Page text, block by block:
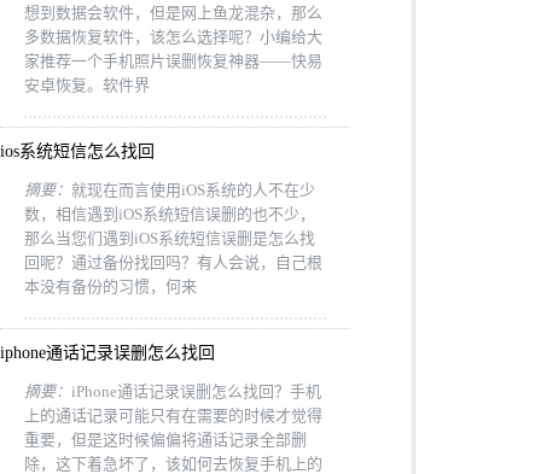
想到数据会软件，但是网上鱼龙混杂，那么
多数据恢复软件，该怎么选择呢？小编给大
家推荐一个手机照片误删恢复神器——快易
安卓恢复。软件界
ios系统短信怎么找回
摘要： 就现在而言使用iOS系统的人不在少
数，相信遇到iOS系统短信误删的也不少，
那么当您们遇到iOS系统短信误删是怎么找
回呢？通过备份找回吗？有人会说，自己根
本没有备份的习惯，何来
iphone通话记录误删怎么找回
摘要： iPhone通话记录误删怎么找回？手机
上的通话记录可能只有在需要的时候才觉得
重要，但是这时候偏偏将通话记录全部删
除，这下着急坏了，该如何去恢复手机上的